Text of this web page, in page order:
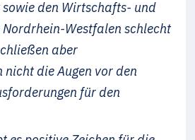
den Wirtschafts- und
Westfalen schlecht
aber
die Augen vor den
für den